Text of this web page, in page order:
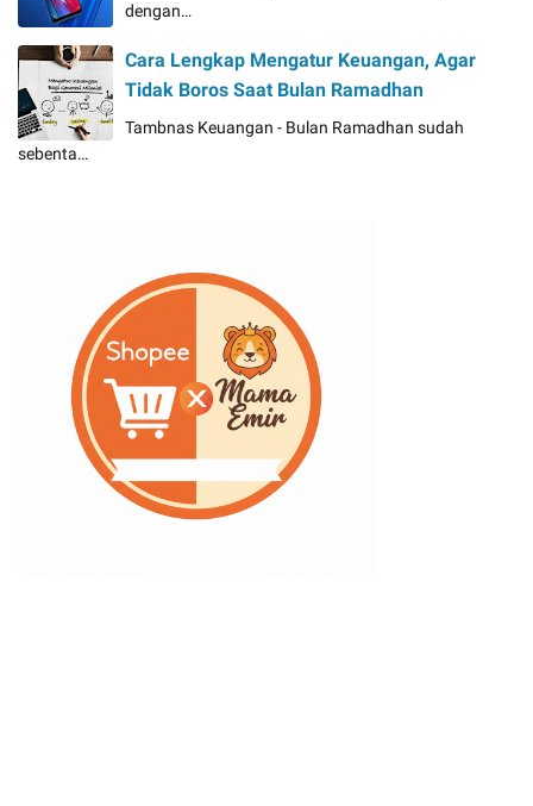
dengan…
Cara Lengkap Mengatur Keuangan, Agar
Tidak Boros Saat Bulan Ramadhan
Tambnas Keuangan - Bulan Ramadhan sudah
sebenta…